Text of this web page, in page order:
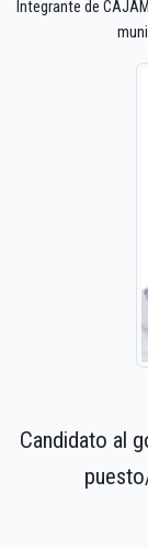
Integrante de
Candidato al